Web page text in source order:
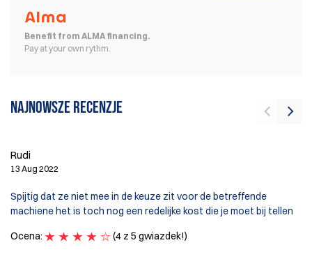
Benefit from ALMA financing.
Pay at your own rythm.
Najnowsze recenzje
Rudi
13 Aug 2022
Spijtig dat ze niet mee in de keuze zit voor de betreffende
machiene het is toch nog een redelijke kost die je moet bij tellen
Ocena:
(4 z 5 gwiazdek!)